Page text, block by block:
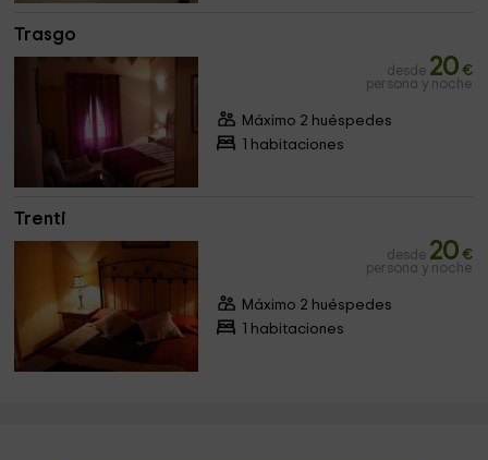
Trasgo
desde 20 €
persona y noche
Máximo 2 huéspedes
1 habitaciones
Trenti
desde 20 €
persona y noche
Máximo 2 huéspedes
1 habitaciones